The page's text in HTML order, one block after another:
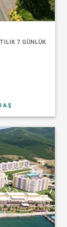
7 GÜNLÜK
A.Ş